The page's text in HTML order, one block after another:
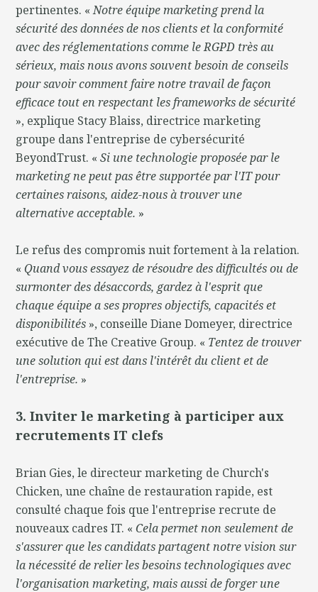
pertinentes. «Notre équipe marketing prend la
sécurité des données de nos clients et la conformité
avec des réglementations comme le RGPD très au
sérieux, mais nous avons souvent besoin de conseils
pour savoir comment faire notre travail de façon
efficace tout en respectant les frameworks de sécurité
», explique Stacy Blaiss, directrice marketing
groupe dans l'entreprise de cybersécurité
BeyondTrust. «Si une technologie proposée par le
marketing ne peut pas être supportée par l'IT pour
certaines raisons, aidez-nous à trouver une
alternative acceptable. »
Le refus des compromis nuit fortement à la relation.
«Quand vous essayez de résoudre des difficultés ou de
surmonter des désaccords, gardez à l'esprit que
chaque équipe a ses propres objectifs, capacités et
disponibilités », conseille Diane Domeyer, directrice
exécutive de The Creative Group. « Tentez de trouver
une solution qui est dans l'intérêt du client et de
l'entreprise. »
3. Inviter le marketing à participer aux
recrutements IT clefs
Brian Gies, le directeur marketing de Church's
Chicken, une chaîne de restauration rapide, est
consulté chaque fois que l'entreprise recrute de
nouveaux cadres IT. «Cela permet non seulement de
s'assurer que les candidats partagent notre vision sur
la nécessité de relier les besoins technologiques avec
l'organisation marketing, mais aussi de forger une